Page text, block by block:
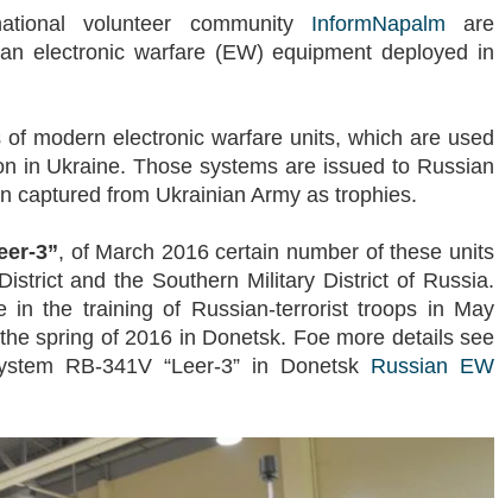
volunteer community InformNapalm are
electronic warfare (EW) equipment deployed in
modern electronic warfare units, which are used
in Ukraine. Those systems are issued to Russian
captured from Ukrainian Army as trophies.
3”, of March 2016 certain number of these units
and the Southern Military District of Russia.
in the training of Russian-terrorist troops in May
spring of 2016 in Donetsk. Foe more details see
RB-341V “Leer-3” in Donetsk Russian EW